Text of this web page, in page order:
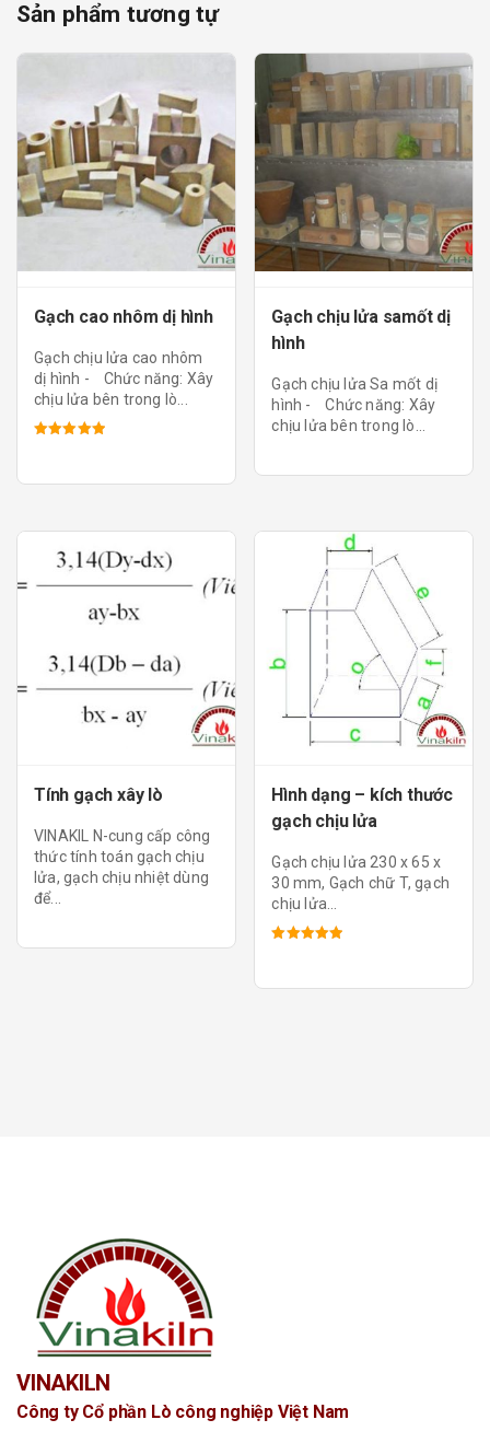
Sản phẩm tương tự
Gạch cao nhôm dị hình
Gạch chịu lửa cao nhôm
dị hình - Chức năng: Xây
chịu lửa bên trong lò...
5 sao
Gạch chịu lửa samốt dị
hình
Gạch chịu lửa Sa mốt dị
hình - Chức năng: Xây
chịu lửa bên trong lò...
Tính gạch xây lò
VINAKIL N-cung cấp công
thức tính toán gạch chịu
lửa, gạch chịu nhiệt dùng
để...
Hình dạng – kích thước
gạch chịu lửa
Gạch chịu lửa 230 x 65 x
30 mm, Gạch chữ T, gạch
chịu lửa...
5 sao
VINAKILN
Công ty Cổ phần Lò công nghiệp Việt Nam